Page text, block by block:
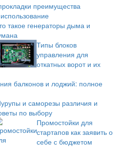
преимущества
такое генераторы дыма и
Типы блоков
управления для
откатных ворот и их
балконов и лоджий: полное
и саморезы различия и
по выбору
Промостойки для
стартапов как заявить о
себе с бюджетом